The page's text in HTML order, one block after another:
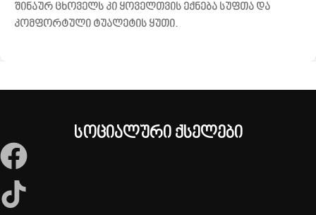
შინაურ ცხოველს კი ყოველთვის ექნება სუფთა და
კომფორტული ტუალეტის ყუთი.
სოციალური ქსელები